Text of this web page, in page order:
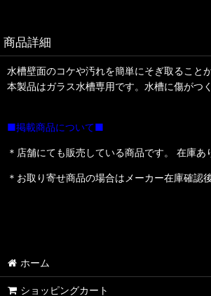
商品詳細
水槽壁面のコケや汚れを簡単にそぎ取ること
本製品はガラス水槽専用です。水槽に傷がつ
■掲載商品について■
＊店舗にても販売している商品です。 在庫
＊お取り寄せ商品の場合はメーカー在庫確認
ホーム
ショッピングカート